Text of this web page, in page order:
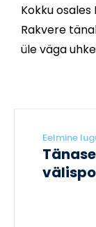
Kokku
Rakvere
üle väga
Eelmine